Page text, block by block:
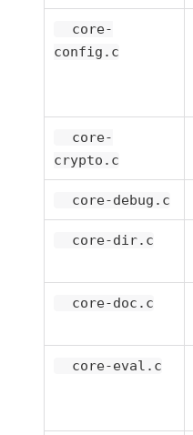
core-
config.c
core-
crypto.c
core-debug.c
core-dir.c
core-doc.c
core-eval.c